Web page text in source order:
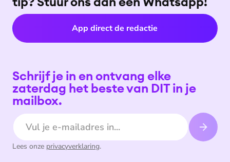
App direct de redactie
Schrijf je in en ontvang elke
zaterdag het beste van DIT in je
mailbox.
E-mailadres
Lees onze privacyverklaring.